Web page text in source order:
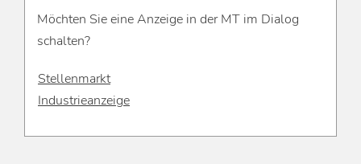
Möchten Sie eine Anzeige in der MT im Dialog
schalten?
Stellenmarkt
Industrieanzeige